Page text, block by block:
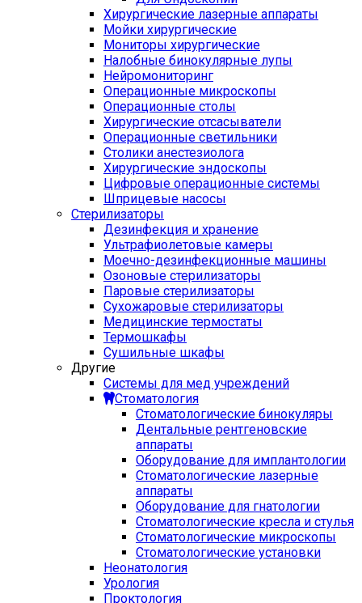
Хирургические лазерные аппараты
Мойки хирургические
Мониторы хирургические
Налобные бинокулярные лупы
Нейромониторинг
Операционные микроскопы
Операционные столы
Хирургические отсасыватели
Операционные светильники
Столики анестезиолога
Хирургические эндоскопы
Цифровые операционные системы
Шприцевые насосы
Стерилизаторы
Дезинфекция и хранение
Ультрафиолетовые камеры
Моечно-дезинфекционные машины
Озоновые стерилизаторы
Паровые стерилизаторы
Сухожаровые стерилизаторы
Медицинские термостаты
Термошкафы
Сушильные шкафы
Другие
Системы для мед учреждений
Стоматология
Стоматологические бинокуляры
Дентальные рентгеновские
аппараты
Оборудование для имплантологии
Стоматологические лазерные
аппараты
Оборудование для гнатологии
Стоматологические кресла и стулья
Стоматологические микроскопы
Стоматологические установки
Неонатология
Урология
Проктология